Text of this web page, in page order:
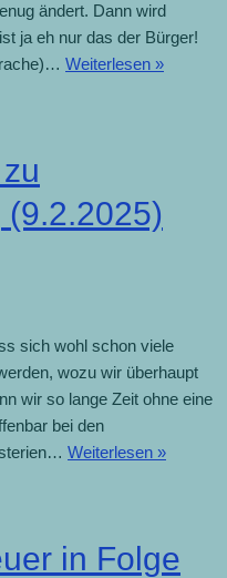
ändert. Dann wird
ja eh nur das der Bürger!
Weiterlesen »
sich wohl schon viele
wozu wir überhaupt
wir so lange Zeit ohne eine
bei den
Weiterlesen »
in Folge